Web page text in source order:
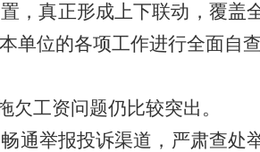
，真正形成上下联动，覆盖
单位的各项工作进行全面自
工资问题仍比较突出。
通举报投诉渠道，严肃查